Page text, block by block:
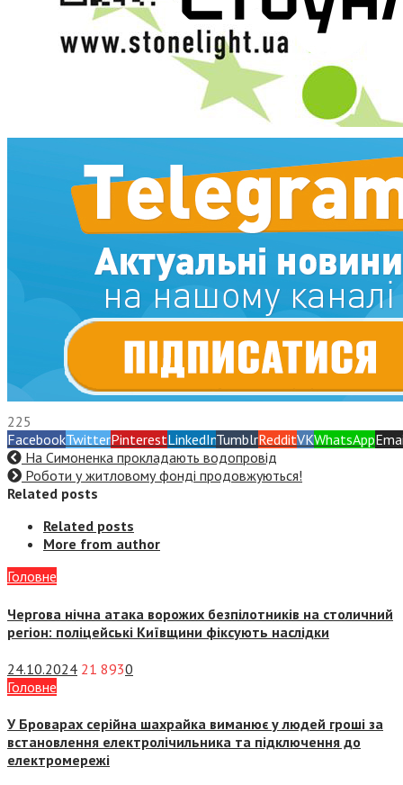
225
FacebookTwitterPinterestLinkedInTumblrRedditVKWhatsApp
На Симоненка прокладають водопровід
Роботи у житловому фонді продовжуються!
Related posts
Related posts
More from author
Головне
Чергова нічна атака ворожих безпілотників на столичний
регіон: поліцейські Київщини фіксують наслідки
24.10.2024 21 8930
Головне
У Броварах серійна шахрайка виманює у людей гроші за
встановлення електролічильника та підключення до
електромережі